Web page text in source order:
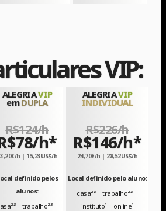
VIP:
ALEGRIAVIP
emDUPLA
ALEGRIAVIP
INDIVIDUAL
R$124/h R$226/h
h*
h | 15,23US$/h
R$146/h*
24,70€/h | 28,52US$/h
definido pelos
alunos:
,³ | trabalho²,³ |
Local definido pelo aluno:
casa²,³ | trabalho²,³ |
instituto¹ | online¹